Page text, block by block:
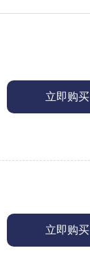
立即购买
立即购买